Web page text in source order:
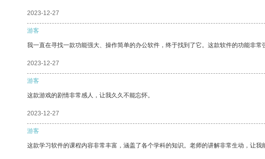
2023-12-27
游客
我一直在寻找一款功能强大、操作简单的办公软件，终于找到了它。这款软件的功能非
2023-12-27
游客
这款游戏的剧情非常感人，让我久久不能忘怀。
2023-12-27
游客
这款学习软件的课程内容非常丰富，涵盖了各个学科的知识。老师的讲解非常生动，让我